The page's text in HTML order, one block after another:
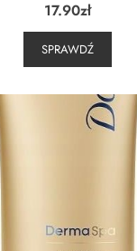
17.90zł
SPRAWDŹ